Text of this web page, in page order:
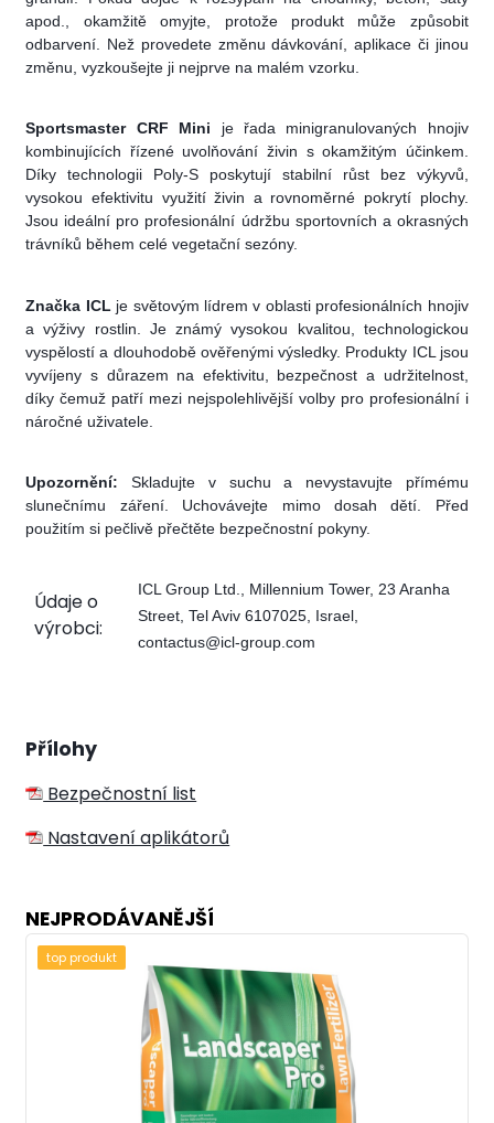
apod., okamžitě omyjte, protože produkt může způsobit
odbarvení. Než provedete změnu dávkování, aplikace či jinou
změnu, vyzkoušejte ji nejprve na malém vzorku.
Sportsmaster CRF Mini je řada minigranulovaných hnojiv
kombinujících řízené uvolňování živin s okamžitým účinkem.
Díky technologii Poly-S poskytují stabilní růst bez výkyvů,
vysokou efektivitu využití živin a rovnoměrné pokrytí plochy.
Jsou ideální pro profesionální údržbu sportovních a okrasných
trávníků během celé vegetační sezóny.
Značka ICL je světovým lídrem v oblasti profesionálních hnojiv
a výživy rostlin. Je známý vysokou kvalitou, technologickou
vyspělostí a dlouhodobě ověřenými výsledky. Produkty ICL jsou
vyvíjeny s důrazem na efektivitu, bezpečnost a udržitelnost,
díky čemuž patří mezi nejspolehlivější volby pro profesionální i
náročné uživatele.
Upozornění: Skladujte v suchu a nevystavujte přímému
slunečnímu záření. Uchovávejte mimo dosah dětí. Před
použitím si pečlivě přečtěte bezpečnostní pokyny.
Údaje o
výrobci:
ICL Group Ltd., Millennium Tower, 23 Aranha
Street, Tel Aviv 6107025, Israel,
contactus@icl-group.com
Přílohy
Bezpečnostní list
Nastavení aplikátorů
NEJPRODÁVANĚJŠÍ
top produkt